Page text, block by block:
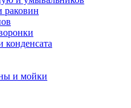
раковин
конденсата
и мойки